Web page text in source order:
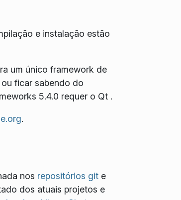
e instalação estão
um único framework de
ficar sabendo do
5.4.0 requer o Qt .
.
nos repositórios gite
dos atuais projetos e